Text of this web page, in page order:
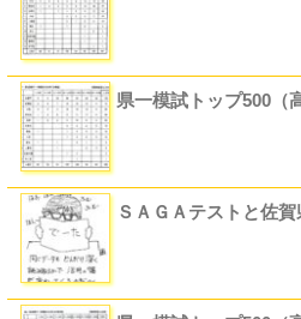
県一模試トップ500（
ＳＡＧＡテストと佐